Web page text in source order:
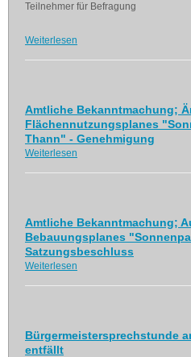
Teilnehmer für Befragung
Weiterlesen
Amtliche Bekanntmachung;
Flächennutzungsplanes
Thann" - Genehmigung
Weiterlesen
Amtliche Bekanntmachung;
Bebauungsplanes
Satzungsbeschluss
Weiterlesen
Bürgermeistersprechstunde
entfällt